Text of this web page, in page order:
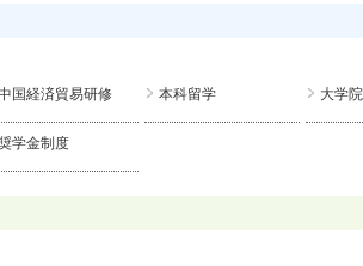
国経済貿易研修 本科留学 大学
学金制度